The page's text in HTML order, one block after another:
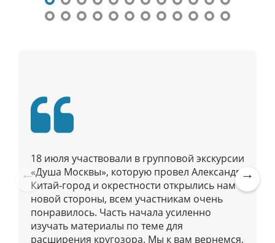
иPre
vio
us
18 июля участвовали в групповой экскурсии
«Душа Москвы», которую провел Александр.
Китай-город и окрестности открылись нам с
новой стороны, всем участникам очень
понравилось. Часть начала усиленно
изучать материалы по теме для
расширения кругозора. Мы к вам вернемся,
Ne